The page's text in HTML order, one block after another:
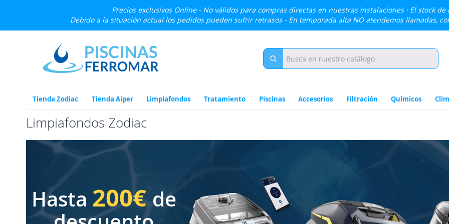
Precios exclusivos Online - No válidos para compras directas en nuestras instalaciones · El stock
Debido a la situación actual los pedidos pueden sufrir retrasos - En temporada alta NO atendemos llamadas,
Ir
contenido
Tienda Zodiac Tienda Aiper Limpiafondos Tratamiento Piscinas Accesorios Filtración Químicos
Limpiafondos Zodiac
Hasta 200€de